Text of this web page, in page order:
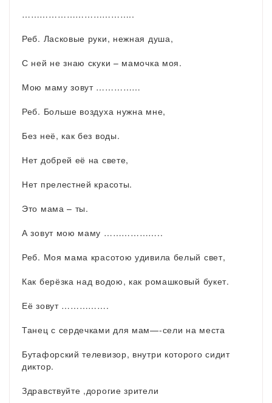
………………………………..
Реб. Ласковые руки, нежная душа,
С ней не знаю скуки – мамочка моя.
Мою маму зовут ……………
Реб. Больше воздуха нужна мне,
Без неё, как без воды.
Нет добрей её на свете,
Нет прелестней красоты.
Это мама – ты.
А зовут мою маму ………………..
Реб. Моя мама красотою удивила белый свет,
Как берёзка над водою, как ромашковый букет.
Её зовут …………….
Танец с сердечками для мам—-сели на места
Бутафорский телевизор, внутри которого сидит
диктор.
Здравствуйте ,дорогие зрители